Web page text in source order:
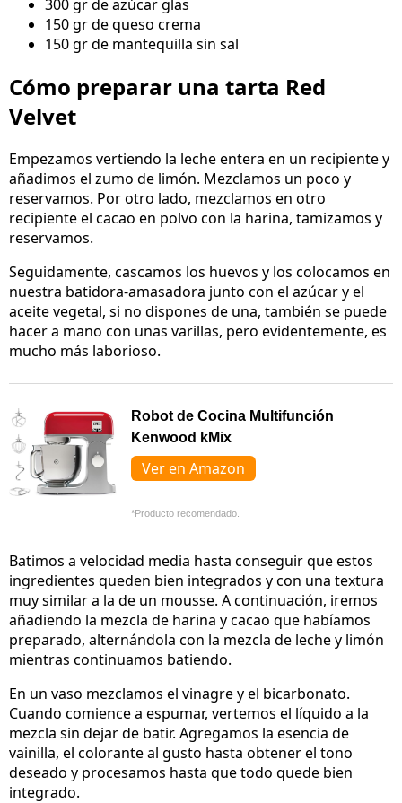
300 gr de azúcar glas
150 gr de queso crema
150 gr de mantequilla sin sal
Cómo preparar una tarta Red
Velvet
Empezamos vertiendo la leche entera en un recipiente y
añadimos el zumo de limón. Mezclamos un poco y
reservamos. Por otro lado, mezclamos en otro
recipiente el cacao en polvo con la harina, tamizamos y
reservamos.
Seguidamente, cascamos los huevos y los colocamos en
nuestra batidora-amasadora junto con el azúcar y el
aceite vegetal, si no dispones de una, también se puede
hacer a mano con unas varillas, pero evidentemente, es
mucho más laborioso.
Robot de Cocina Multifunción
Kenwood kMix
Ver en Amazon
*Producto recomendado.
Batimos a velocidad media hasta conseguir que estos
ingredientes queden bien integrados y con una textura
muy similar a la de un mousse. A continuación, iremos
añadiendo la mezcla de harina y cacao que habíamos
preparado, alternándola con la mezcla de leche y limón
mientras continuamos batiendo.
En un vaso mezclamos el vinagre y el bicarbonato.
Cuando comience a espumar, vertemos el líquido a la
mezcla sin dejar de batir. Agregamos la esencia de
vainilla, el colorante al gusto hasta obtener el tono
deseado y procesamos hasta que todo quede bien
integrado.